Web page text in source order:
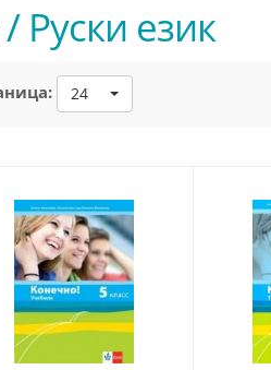
Руски език
24